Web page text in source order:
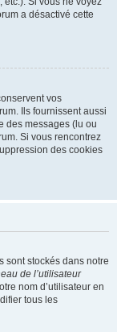
a désactivé cette
vos
Ils fournissent aussi
des messages (lu ou
Si vous rencontrez
des cookies
sont stockés dans notre
de l’utilisateur
nom d’utilisateur en
tous les